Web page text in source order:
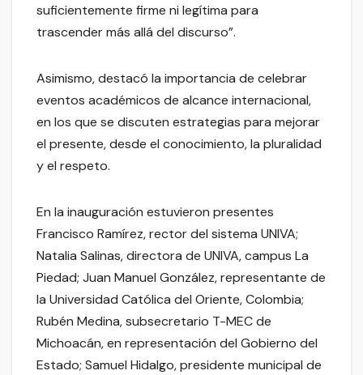
suficientemente firme ni legítima para
trascender más allá del discurso”.
Asimismo, destacó la importancia de celebrar
eventos académicos de alcance internacional,
en los que se discuten estrategias para mejorar
el presente, desde el conocimiento, la pluralidad
y el respeto.
En la inauguración estuvieron presentes
Francisco Ramírez, rector del sistema UNIVA;
Natalia Salinas, directora de UNIVA, campus La
Piedad; Juan Manuel González, representante de
la Universidad Católica del Oriente, Colombia;
Rubén Medina, subsecretario T-MEC de
Michoacán, en representación del Gobierno del
Estado; Samuel Hidalgo, presidente municipal de